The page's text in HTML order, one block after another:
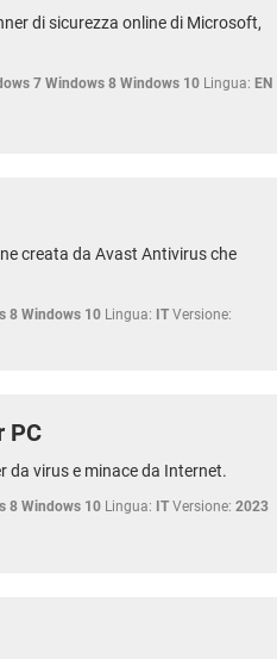
di sicurezza online di Microsoft,
7 Windows 8 Windows 10 Lingua: EN
creata da Avast Antivirus che
8 Windows 10 Lingua: IT Versione:
PC
da virus e minace da Internet.
8 Windows 10 Lingua: IT Versione: 2023